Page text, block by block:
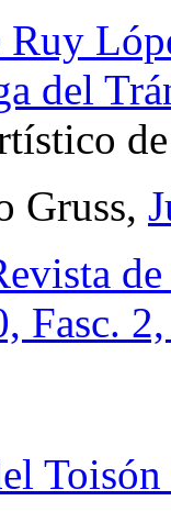
del
Gruss,
de
Fasc.